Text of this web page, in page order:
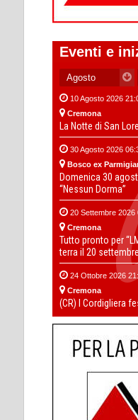
Eventi e
10 Agosto 2026
Cremona
La Notte di San
30 Agosto 2026
Bosco ex
Domenica 30
“Nessun Dorma”
20 Settembre 2026
Cremona
Tutto pronto per
terra il 20 settembre
24 Ottobre 2026
Cremona
(CR) I Cordigliera